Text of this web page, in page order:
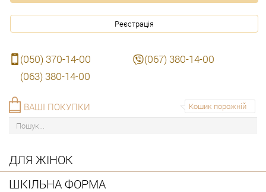
Реєстрація
(050) 370-14-00
(067) 380-14-00
(063) 380-14-00
Кошик порожній
ВАШІ ПОКУПКИ
ДЛЯ ЖІНОК
ШКІЛЬНА ФОРМА